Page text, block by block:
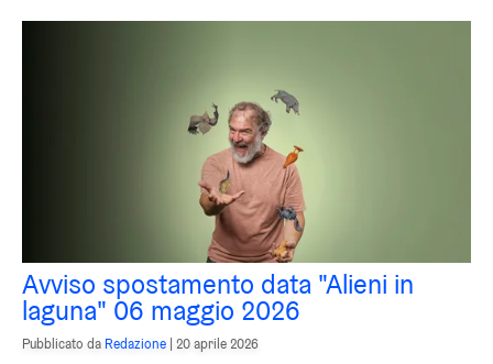
Avviso spostamento data "Alieni in
laguna" 06 maggio 2026
Pubblicato da Redazione 20 aprile 2026